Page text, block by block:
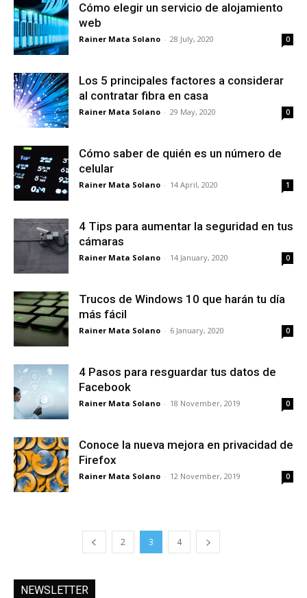
Cómo elegir un servicio de alojamiento
web
Rainer Mata Solano - 28 July, 2020 0
Los 5 principales factores a considerar
al contratar fibra en casa
Rainer Mata Solano - 29 May, 2020 0
Cómo saber de quién es un número de
celular
Rainer Mata Solano - 14 April, 2020 1
4 Tips para aumentar la seguridad en tus
cámaras
Rainer Mata Solano - 14 January, 2020 0
Trucos de Windows 10 que harán tu día
más fácil
Rainer Mata Solano - 6 January, 2020 0
4 Pasos para resguardar tus datos de
Facebook
Rainer Mata Solano - 18 November, 2019 0
Conoce la nueva mejora en privacidad de
Firefox
Rainer Mata Solano - 12 November, 2019 0
2 3 4
NEWSLETTER